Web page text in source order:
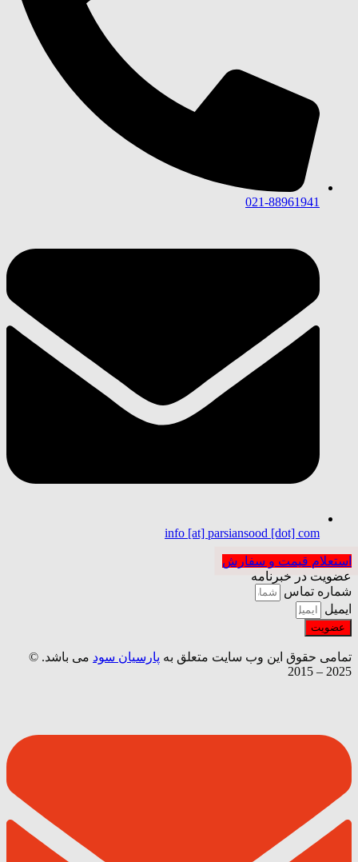
021-88961941
info [at] parsiansood [dot] com
استعلام قیمت و سفارش
عضویت در خبرنامه
شماره تماس
ایمیل
عضویت
تمامی حقوق این وب سایت متعلق به پارسیان سود می باشد. ©
2025 – 2015